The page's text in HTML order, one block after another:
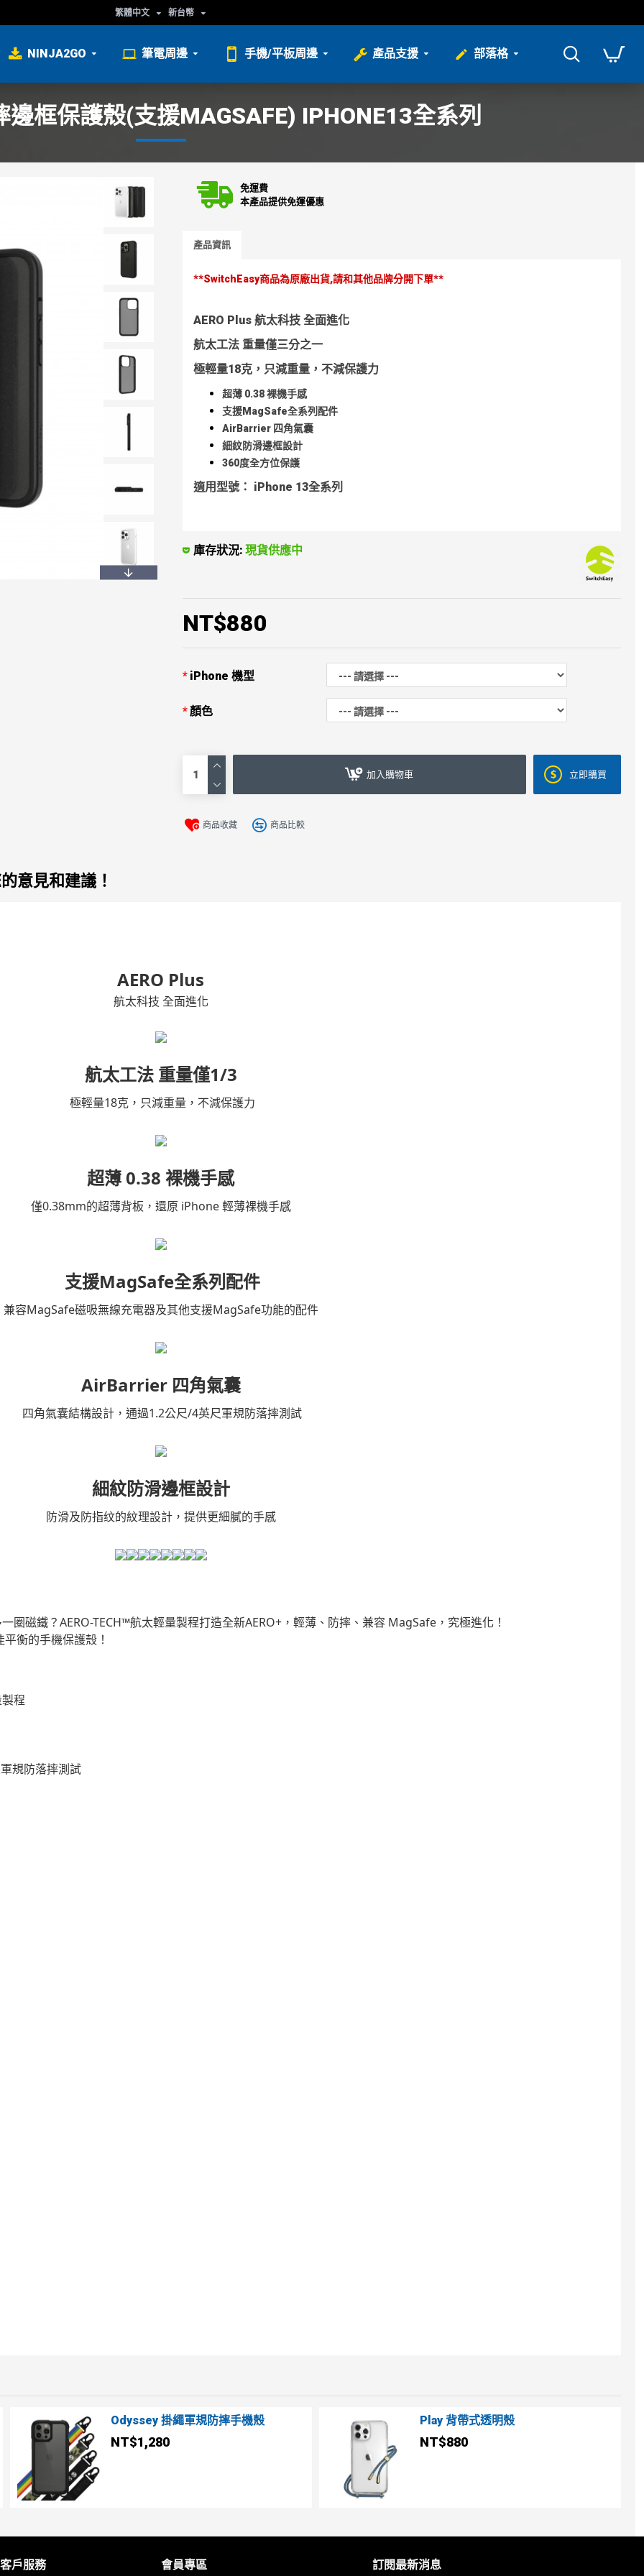
繁體中文 新台幣
NINJA2GO 筆電周邊 手機/平板周邊 產品支援 部落格
邊框保護殼(支援MAGSAFE) IPHONE13全系列
免運費
本產品提供免運優惠
產品資訊
**SwitchEasy商品為原廠出貨,請和其他品牌分開下單**
AERO Plus 航太科技 全面進化
航太工法 重量僅三分之一
極輕量18克，只減重量，不減保護力
超薄 0.38 裸機手感
支援MagSafe全系列配件
AirBarrier 四角氣囊
細紋防滑邊框設計
360度全方位保護
適用型號： iPhone 13全系列
庫存狀況: 現貨供應中
NT$880
iPhone 機型
顏色
加入購物車 立即購買
商品收藏 商品比較
意見和建議！
AERO Plus
航太科技 全面進化
航太工法 重量僅1/3
極輕量18克，只減重量，不減保護力
超薄 0.38 裸機手感
僅0.38mm的超薄背板，還原 iPhone 輕薄裸機手感
支援MagSafe全系列配件
兼容MagSafe磁吸無線充電器及其他支援MagSafe功能的配件
AirBarrier 四角氣囊
四角氣囊結構設計，通過1.2公尺/4英尺軍規防落摔測試
細紋防滑邊框設計
防滑及防指纹的紋理設計，提供更細膩的手感
圈磁鐵？AERO-TECH™航太輕量製程打造全新AERO+，輕薄、防摔、兼容 MagSafe，究極進化！
衡的手機保護殼！
程
規防落摔測試
Odyssey 掛繩軍規防摔手機殼
NT$1,280
Play 背帶式透明殼
NT$880
客戶服務 會員專區 訂閱最新消息